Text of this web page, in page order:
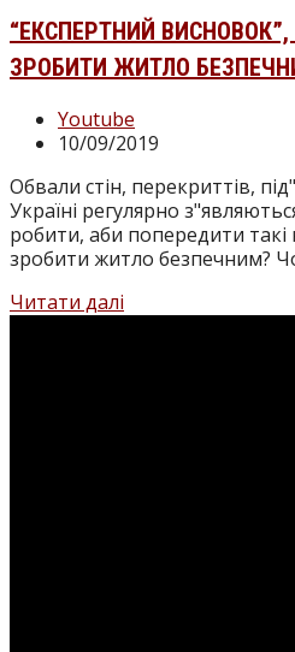
“ЕКСПЕРТНИЙ
ЗРОБИТИ ЖИТЛО
Категорія
запису:
Youtube
Запис
10/09/2019
Обвали стін, перекриттів,
Україні регулярно
робити, аби попередити такі
зробити житло безпечним?
Читати далі